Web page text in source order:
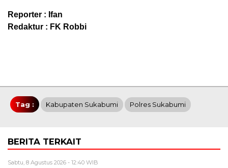
Reporter : Ifan
Redaktur : FK Robbi
Tag : Kabupaten Sukabumi Polres Sukabumi
BERITA TERKAIT
Sabtu, 8 Agustus 2026 - 12:40 WIB